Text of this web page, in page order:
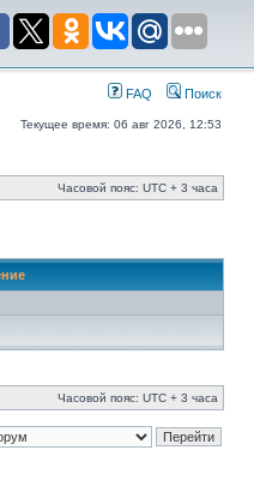
FAQ Поиск
Текущее время: 06 авг 2026, 12:53
Часовой пояс: UTC + 3 часа
Часовой пояс: UTC + 3 часа